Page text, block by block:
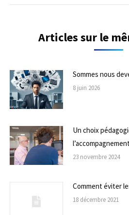
Articles sur le
Sommes nous
8 juin 2026
Un choix
23 novembre 2024
Comment éviter
18 décembre 2021